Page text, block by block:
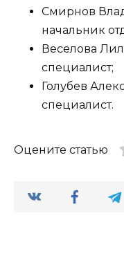
Смирнов
начальник
Веселова
специалист;
Голубев
специалист.
Оцените статью